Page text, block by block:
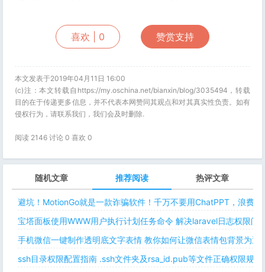
喜欢 | 0 赞赏支持
本文发表于2019年04月11日 16:00
(c)注：本文转载自https://my.oschina.net/bianxin/blog/3035494，转载
目的在于传递更多信息，并不代表本网赞同其观点和对其真实性负责。如有
侵权行为，请联系我们，我们会及时删除.
阅读 2146 讨论 0 喜欢 0
随机文章 推荐阅读 热评文章
避坑！MotionGo就是一款诈骗软件！千万不要用ChatPPT，浪费时
宝塔面板使用WWW用户执行计划任务命令 解决laravel日志权限问
手机微信一键制作透明底文字表情 教你如何让微信表情包背景为
ssh目录权限配置指南 .ssh文件夹及rsa_id.pub等文件正确权限规则